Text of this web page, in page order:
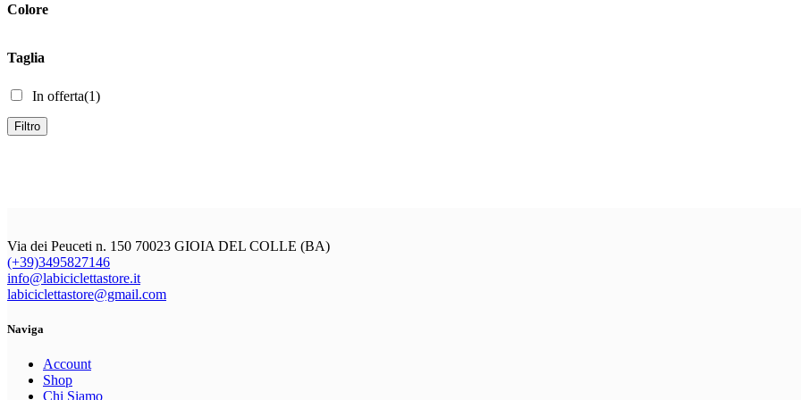
Colore
Taglia
In offerta(1)
Filtro
Via dei Peuceti n. 150 70023 GIOIA DEL COLLE (BA)
(+39)3495827146
info@labiciclettastore.it
labiciclettastore@gmail.com
Naviga
Account
Shop
Chi Siamo